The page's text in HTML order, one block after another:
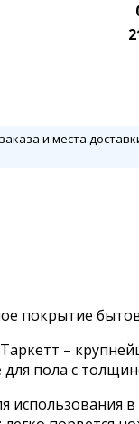
и места
покрытие
Таркетт –
для пола с
использования